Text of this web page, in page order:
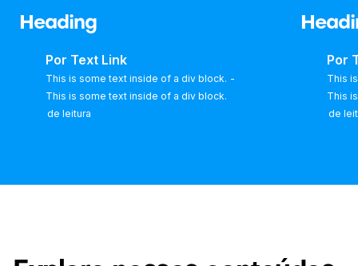
Heading
Por Text Link
This is some text inside of a div block. -
This is some text inside of a div block.
de leitura
Por
This
This
de